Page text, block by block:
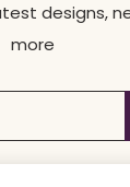
designs,
more